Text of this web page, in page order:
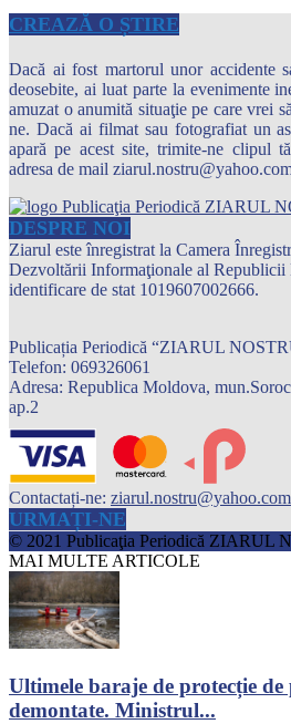
CREAZĂ O ȘTIRE
Dacă ai fost martorul unor accidente
deosebite, ai luat parte la evenimente
amuzat o anumită situaţie pe care vrei
ne. Dacă ai filmat sau fotografiat un
apară pe acest site, trimite-ne clipul
adresa de mail
DESPRE NOI
Ziarul este înregistrat la Camera
Dezvoltării Informaţionale al Republicii
identificare de stat 1019607002666.
Publicația Periodică “ZIARUL
Telefon: 069326061
Adresa: Republica Moldova,
ap.2
Contactați-ne: ziarul.nostru@yahoo.com
URMAȚI-NE
© 2021 Publicaţia Periodică ZIARUL
MAI MULTE ARTICOLE
Ultimele baraje de protecție
demontate. Ministrul...